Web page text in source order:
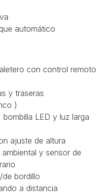
automático
con control remoto
y traseras
)
LED y luz larga
ajuste de altura
y sensor de
de bordillo
a distancia